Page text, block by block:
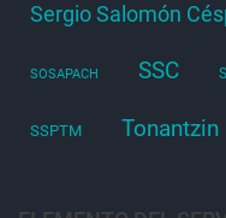
Sergio Salomón
SOSAPACH SSC
SSPTM Tonantzin